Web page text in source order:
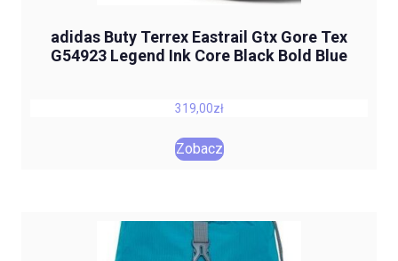
adidas Buty Terrex Eastrail Gtx Gore Tex
G54923 Legend Ink Core Black Bold Blue
319,00zł
Zobacz